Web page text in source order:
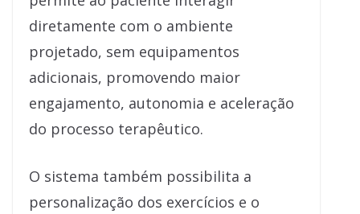
diretamente com o ambiente
projetado, sem equipamentos
adicionais, promovendo maior
engajamento, autonomia e aceleração
do processo terapêutico.
O sistema também possibilita a
personalização dos exercícios e o